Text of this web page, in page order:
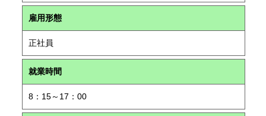
雇用形態
正社員
就業時間
8：15～17：00